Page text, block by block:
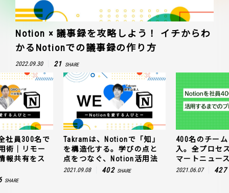
Notion × 議事録を攻略しよう！ イチからわ
かるNotionでの議事録の作り方
2022.09.30 21 SHARE
社員300名で
術｜リモー
報共有をス
SHARE
Takramは、Notionで「知」
を構造化する。学びの点と
点をつなぐ、Notion活用法
2021.09.08 402 SHARE
400名のチー
入。全プロセ
マートニュー
2021.06.07 427